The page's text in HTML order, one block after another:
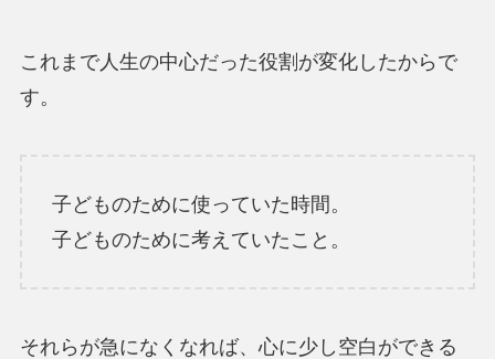
これまで人生の中心だった役割が変化したからで
す。
子どものために使っていた時間。
子どものために考えていたこと。
それらが急になくなれば、心に少し空白ができる